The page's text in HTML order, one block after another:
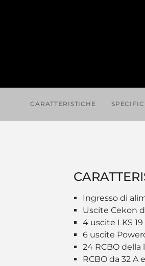
CARATTERISTICHE
Ingresso di
Uscite Cekon
4 uscite LKS 19
6 uscite
24 RCBO
RCBO da 32 A